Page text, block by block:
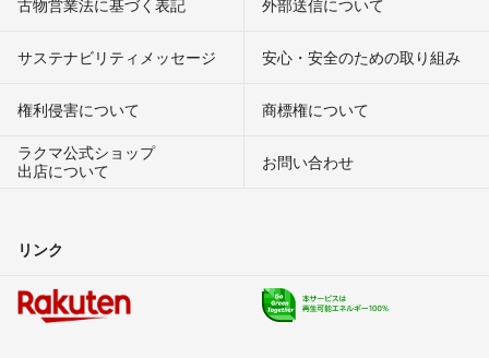
古物営業法に基づく表記 外部送信について
サステナビリティメッセージ 安心・安全のための取り組み
権利侵害について
商標権について
ラクマ公式ショップ
出店について
お問い合わせ
リンク